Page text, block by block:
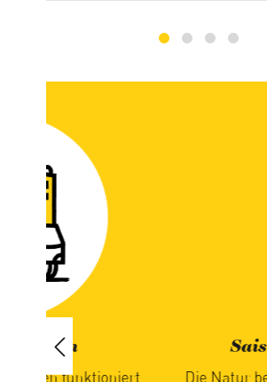
Saisonal
Die Natur bestimmt, wann